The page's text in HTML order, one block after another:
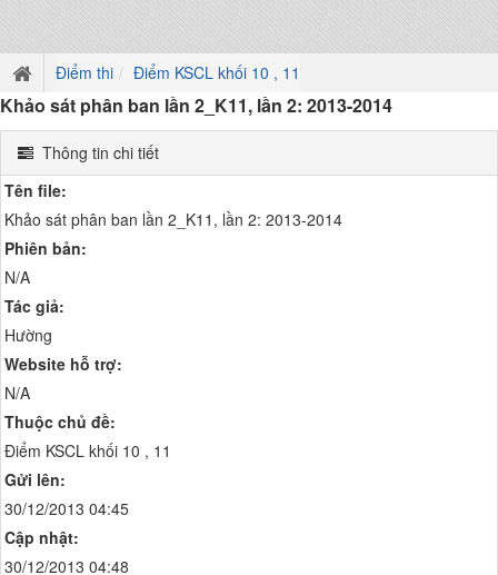
Điểm thi Điểm KSCL khối 10 , 11
Khảo sát phân ban lần 2_K11, lần 2: 2013-2014
Thông tin chi tiết
Tên file:
Khảo sát phân ban lần 2_K11, lần 2: 2013-2014
Phiên bản:
N/A
Tác giả:
Hường
Website hỗ trợ:
N/A
Thuộc chủ đề:
Điểm KSCL khối 10 , 11
Gửi lên:
30/12/2013 04:45
Cập nhật:
30/12/2013 04:48